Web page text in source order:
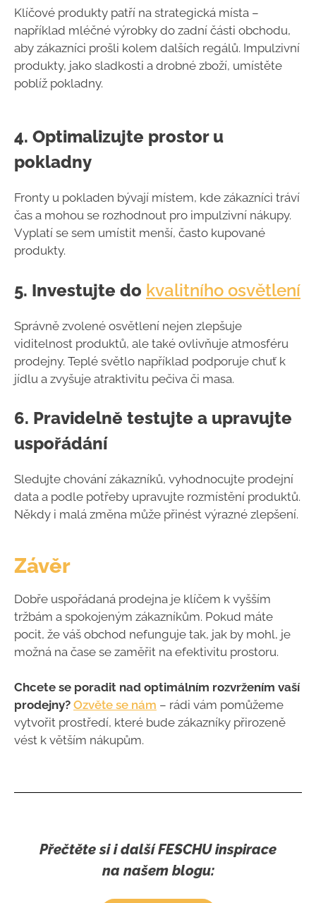
Klíčové produkty patří na strategická místa –
například mléčné výrobky do zadní části obchodu,
aby zákazníci prošli kolem dalších regálů. Impulzivní
produkty, jako sladkosti a drobné zboží, umístěte
poblíž pokladny.
4. Optimalizujte prostor u
pokladny
Fronty u pokladen bývají místem, kde zákazníci tráví
čas a mohou se rozhodnout pro impulzivní nákupy.
Vyplatí se sem umístit menší, často kupované
produkty.
5. Investujte do kvalitního osvětlení
Správně zvolené osvětlení nejen zlepšuje
viditelnost produktů, ale také ovlivňuje atmosféru
prodejny. Teplé světlo například podporuje chuť k
jídlu a zvyšuje atraktivitu pečiva či masa.
6. Pravidelně testujte a upravujte
uspořádání
Sledujte chování zákazníků, vyhodnocujte prodejní
data a podle potřeby upravujte rozmístění produktů.
Někdy i malá změna může přinést výrazné zlepšení.
Závěr
Dobře uspořádaná prodejna je klíčem k vyšším
tržbám a spokojeným zákazníkům. Pokud máte
pocit, že váš obchod nefunguje tak, jak by mohl, je
možná na čase se zaměřit na efektivitu prostoru.
Chcete se poradit nad optimálním rozvržením vaší
prodejny? Ozvěte se nám – rádi vám pomůžeme
vytvořit prostředí, které bude zákazníky přirozeně
vést k větším nákupům.
Přečtěte si i další FESCHU inspirace
na našem blogu: